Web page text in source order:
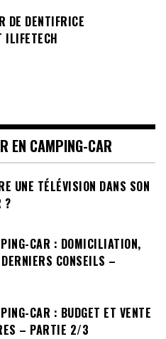
DE DENTIFRICE
ILIFETECH
EN CAMPING-CAR
UNE TÉLÉVISION DANS SON
?
CAR : DOMICILIATION,
CONSEILS –
CAR : BUDGET ET VENTE
– PARTIE 2/3